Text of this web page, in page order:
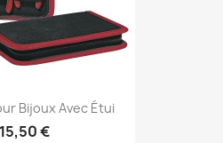
Bijoux Avec Étui
15,50 €